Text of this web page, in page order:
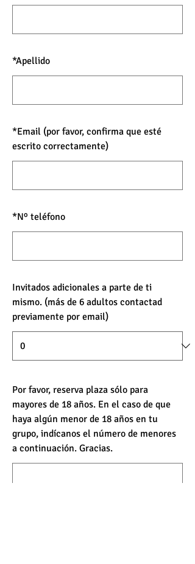
*Apellido
*Email (por favor, confirma que esté
escrito correctamente)
*Nº teléfono
Invitados adicionales a parte de ti
mismo. (más de 6 adultos contactad
previamente por email)
Por favor, reserva plaza sólo para
mayores de 18 años. En el caso de que
haya algún menor de 18 años en tu
grupo, indícanos el número de menores
a continuación. Gracias.